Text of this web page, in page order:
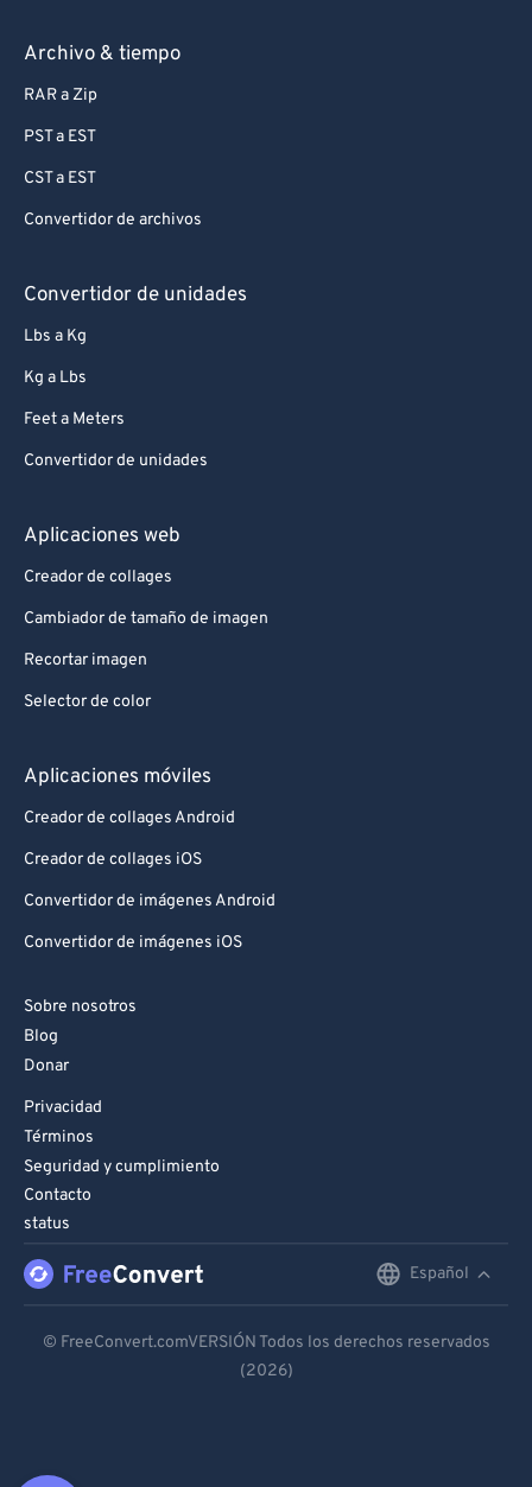
Archivo & tiempo
RAR a Zip
PST a EST
CST a EST
Convertidor de archivos
Convertidor de unidades
Lbs a Kg
Kg a Lbs
Feet a Meters
Convertidor de unidades
Aplicaciones web
Creador de collages
Cambiador de tamaño de imagen
Recortar imagen
Selector de color
Aplicaciones móviles
Creador de collages Android
Creador de collages iOS
Convertidor de imágenes Android
Convertidor de imágenes iOS
Sobre nosotros
Blog
Donar
Privacidad
Términos
Seguridad y cumplimiento
Contacto
status
Español
Español
© FreeConvert.comVERSIÓN Todos los derechos reservados
(2026)